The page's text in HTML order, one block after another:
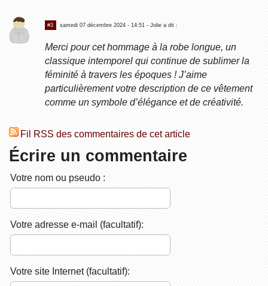
#3 samedi 07 décembre 2024 - 14:51 - Jolie a dit :
Merci pour cet hommage à la robe longue, un
classique intemporel qui continue de sublimer la
féminité à travers les époques ! J’aime
particulièrement votre description de ce vêtement
comme un symbole d’élégance et de créativité.
Fil RSS des commentaires de cet article
Écrire un commentaire
Votre nom ou pseudo :
Votre adresse e-mail (facultatif):
Votre site Internet (facultatif):